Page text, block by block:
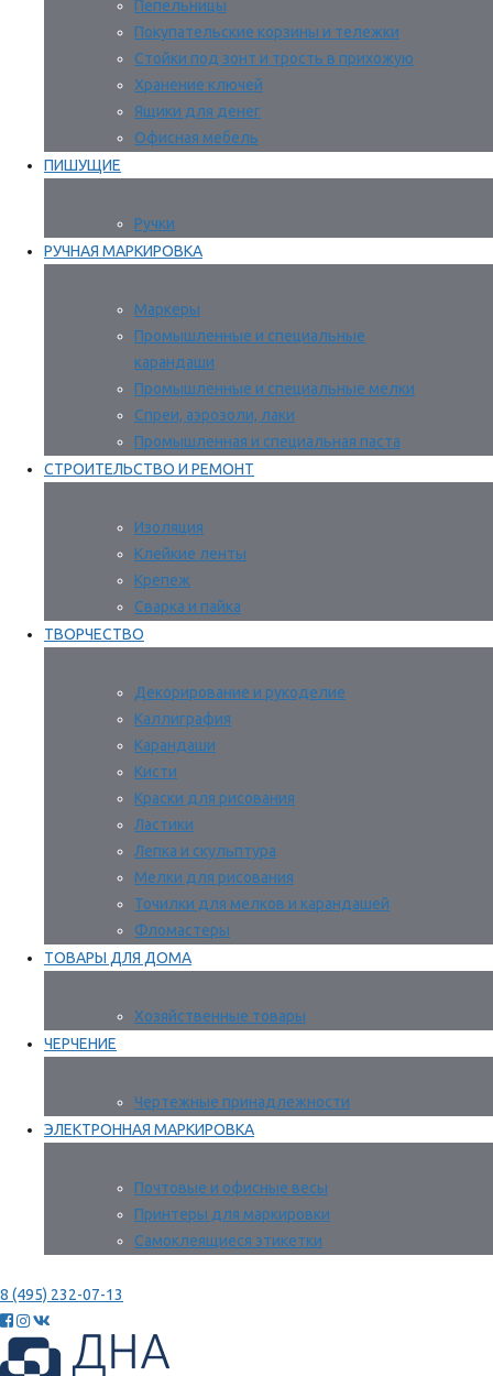
Пепельницы
Покупательские корзины и тележки
Стойки под зонт и трость в прихожую
Хранение ключей
Ящики для денег
Офисная мебель
ПИШУЩИЕ
Ручки
РУЧНАЯ МАРКИРОВКА
Маркеры
Промышленные и специальные
карандаши
Промышленные и специальные мелки
Спреи, аэрозоли, лаки
Промышленная и специальная паста
СТРОИТЕЛЬСТВО И РЕМОНТ
Изоляция
Клейкие ленты
Крепеж
Сварка и пайка
ТВОРЧЕСТВО
Декорирование и рукоделие
Каллиграфия
Карандаши
Кисти
Краски для рисования
Ластики
Лепка и скульптура
Мелки для рисования
Точилки для мелков и карандашей
Фломастеры
ТОВАРЫ ДЛЯ ДОМА
Хозяйственные товары
ЧЕРЧЕНИЕ
Чертежные принадлежности
ЭЛЕКТРОННАЯ МАРКИРОВКА
Почтовые и офисные весы
Принтеры для маркировки
Самоклеящиеся этикетки
8 (495) 232-07-13